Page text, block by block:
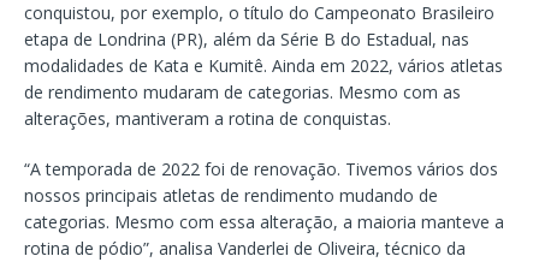
conquistou, por exemplo, o título do Campeonato Brasileiro
etapa de Londrina (PR), além da Série B do Estadual, nas
modalidades de Kata e Kumitê. Ainda em 2022, vários atletas
de rendimento mudaram de categorias. Mesmo com as
alterações, mantiveram a rotina de conquistas.
“A temporada de 2022 foi de renovação. Tivemos vários dos
nossos principais atletas de rendimento mudando de
categorias. Mesmo com essa alteração, a maioria manteve a
rotina de pódio”, analisa Vanderlei de Oliveira, técnico da